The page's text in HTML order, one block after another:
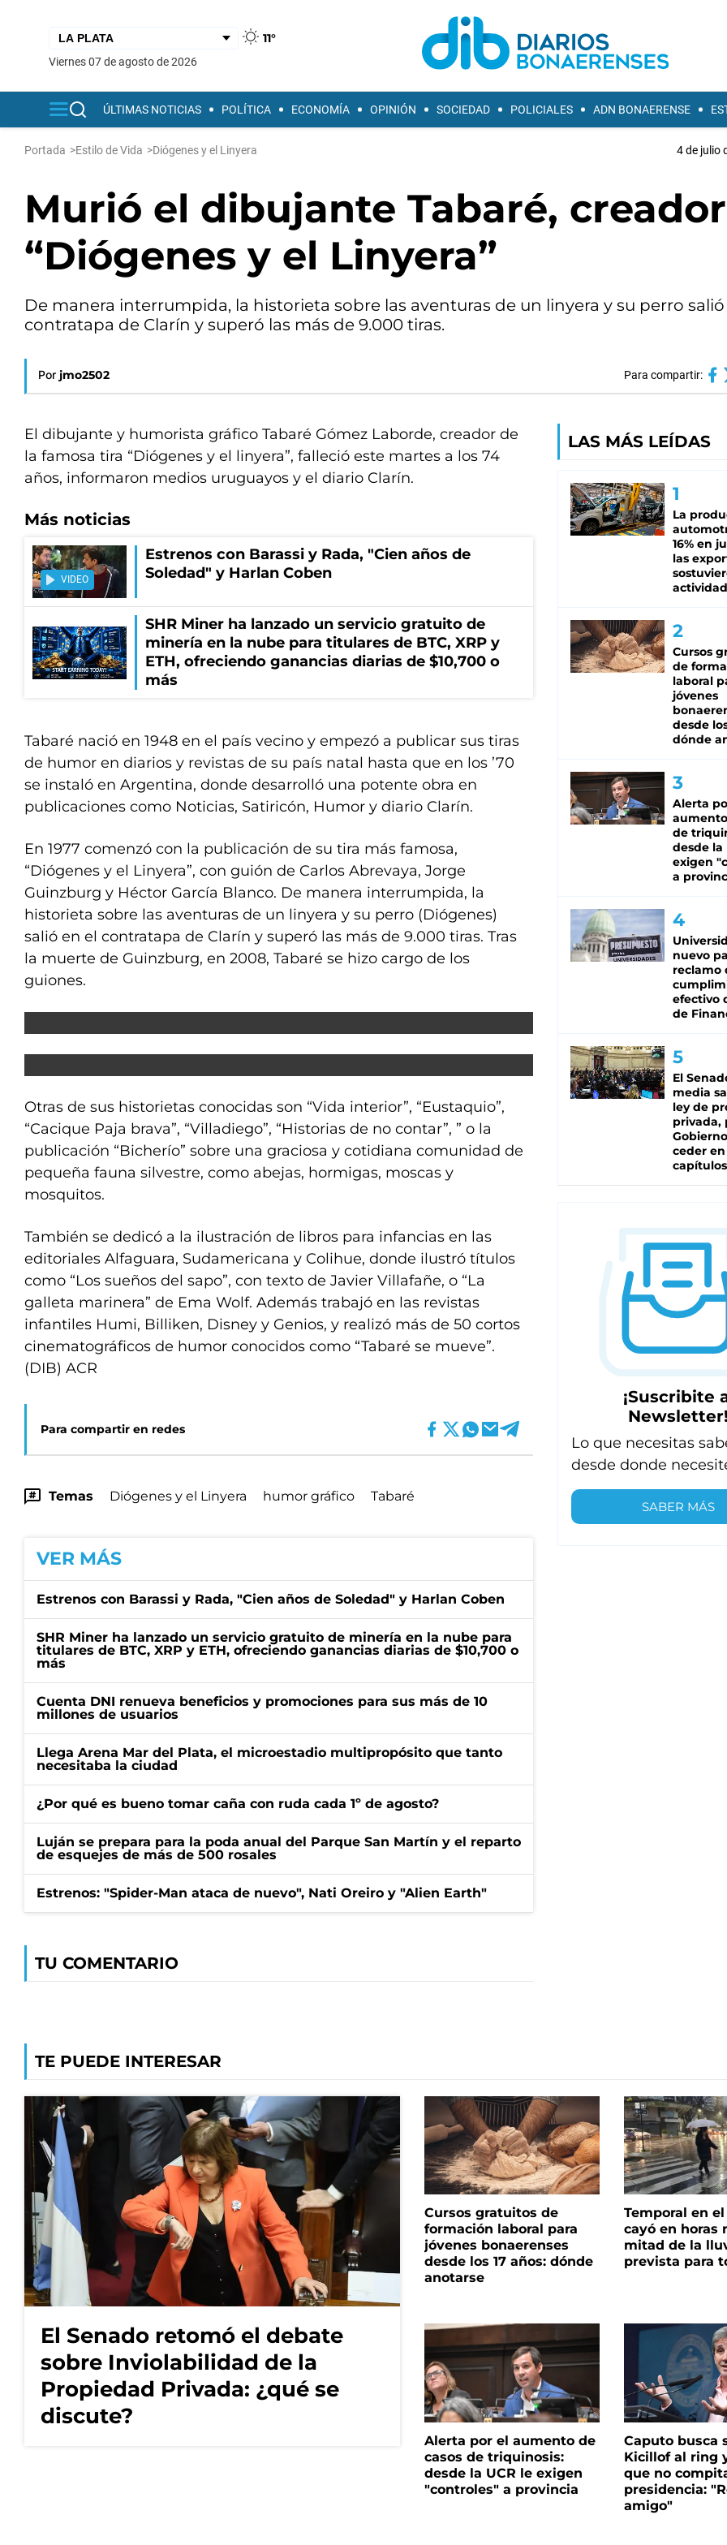
11°
viernes 07 de agosto de 2026
ÚLTIMAS NOTICIAS POLÍTICA ECONOMÍA OPINIÓN SOCIEDAD POLICIALES ADN BONAERENSE
Portada >Estilo de Vida >Diógenes y el Linyera 4 de julio
Murió el dibujante Tabaré,
“Diógenes y el Linyera”
De manera interrumpida, la historieta sobre las aventuras de un linyera y su perro
contratapa de Clarín y superó las más de 9.000 tiras.
Por jmo2502 Para compartir:
El dibujante y humorista gráfico Tabaré Gómez Laborde, creador de
la famosa tira “Diógenes y el linyera”, falleció este martes a los 74
años, informaron medios uruguayos y el diario Clarín.
Más noticias
VIDEO
Estrenos con Barassi y Rada, "Cien años de
Soledad" y Harlan Coben
SHR Miner ha lanzado un servicio gratuito de
minería en la nube para titulares de BTC, XRP y
ETH, ofreciendo ganancias diarias de $10,700 o
más
Tabaré nació en 1948 en el país vecino y empezó a publicar sus tiras
de humor en diarios y revistas de su país natal hasta que en los ’70
se instaló en Argentina, donde desarrolló una potente obra en
publicaciones como Noticias, Satiricón, Humor y diario Clarín.
En 1977 comenzó con la publicación de su tira más famosa,
“Diógenes y el Linyera”, con guión de Carlos Abrevaya, Jorge
Guinzburg y Héctor García Blanco. De manera interrumpida, la
historieta sobre las aventuras de un linyera y su perro (Diógenes)
salió en el contratapa de Clarín y superó las más de 9.000 tiras. Tras
la muerte de Guinzburg, en 2008, Tabaré se hizo cargo de los
guiones.
Otras de sus historietas conocidas son “Vida interior”, “Eustaquio”,
“Cacique Paja brava”, “Villadiego”, “Historias de no contar”, ” o la
publicación “Bicherío” sobre una graciosa y cotidiana comunidad de
pequeña fauna silvestre, como abejas, hormigas, moscas y
mosquitos.
También se dedicó a la ilustración de libros para infancias en las
editoriales Alfaguara, Sudamericana y Colihue, donde ilustró títulos
como “Los sueños del sapo”, con texto de Javier Villafañe, o “La
galleta marinera” de Ema Wolf. Además trabajó en las revistas
infantiles Humi, Billiken, Disney y Genios, y realizó más de 50 cortos
cinematográficos de humor conocidos como “Tabaré se mueve”.
(DIB) ACR
Para compartir en redes
Temas Diógenes y el Linyera humor gráfico Tabaré
VER MÁS
Estrenos con Barassi y Rada, "Cien años de Soledad" y Harlan Coben
SHR Miner ha lanzado un servicio gratuito de minería en la nube para
titulares de BTC, XRP y ETH, ofreciendo ganancias diarias de $10,700 o
más
Cuenta DNI renueva beneficios y promociones para sus más de 10
millones de usuarios
Llega Arena Mar del Plata, el microestadio multipropósito que tanto
necesitaba la ciudad
¿Por qué es bueno tomar caña con ruda cada 1º de agosto?
Luján se prepara para la poda anual del Parque San Martín y el reparto
de esquejes de más de 500 rosales
Estrenos: "Spider-Man ataca de nuevo", Nati Oreiro y "Alien Earth"
TU COMENTARIO
LAS MÁS LEÍDAS
La
16% en
las
actividad
Cursos
de
laboral
jóvenes
desde
dónde
Alerta
de
desde la
exigen
a
nuevo
reclamo
efectivo
de
El
media
ley de
privada,
ceder
capítulos
¡Suscribite
Lo que necesitas
desde donde
SABER MÁS
TE PUEDE INTERESAR
El Senado retomó el debate
sobre Inviolabilidad de la
Propiedad Privada: ¿qué se
discute?
Cursos gratuitos de
formación laboral para
jóvenes bonaerenses
desde los 17 años: dónde
anotarse
Temporal en el
cayó en horas
mitad de la
prevista para
Alerta por el aumento de
casos de triquinosis:
desde la UCR le exigen
"controles" a provincia
Caputo busca
Kicillof al ring
que no
presidencia:
amigo"